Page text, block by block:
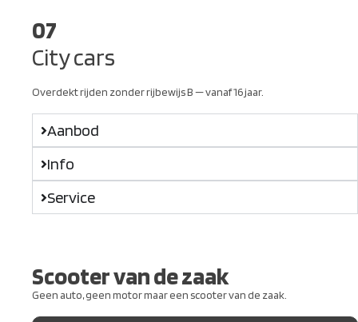
07
City cars
Overdekt rijden zonder rijbewijs B — vanaf 16 jaar.
Aanbod
Info
Service
Scooter van de zaak
Geen auto, geen motor maar een scooter van de zaak.